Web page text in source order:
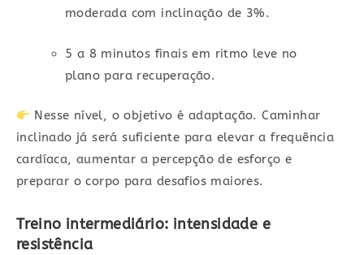
moderada com inclinação de 3%.
5 a 8 minutos finais em ritmo leve no
plano para recuperação.
Nesse nível, o objetivo é adaptação. Caminhar
inclinado já será suficiente para elevar a frequência
cardíaca, aumentar a percepção de esforço e
preparar o corpo para desafios maiores.
Treino intermediário: intensidade e
resistência